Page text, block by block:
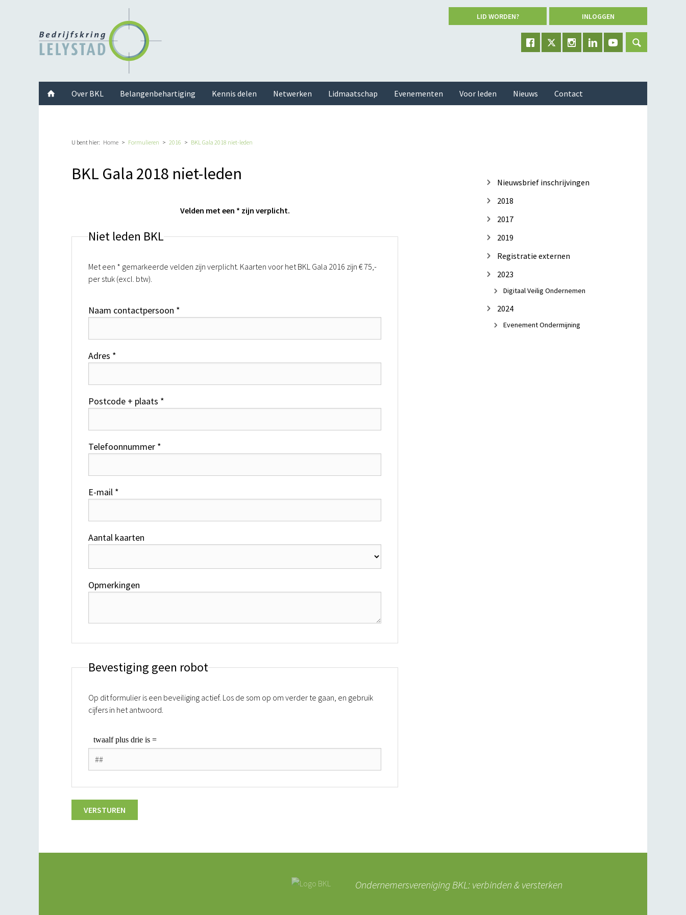
Twitter InstagramLinkedInYoutube
LID WORDEN? INLOGGEN
U bent hier: Home Formulieren 2016 BKL Gala 2018 niet-leden
BKL Gala 2018 niet-leden
Velden met een * zijn verplicht.
Niet leden BKL
Met een * gemarkeerde velden zijn verplicht. Kaarten voor het BKL Gala 2016 zijn € 75,-
per stuk (excl. btw).
Naam contactpersoon *
Adres *
Postcode + plaats *
Telefoonnummer *
E-mail *
Aantal kaarten
Opmerkingen
Bevestiging geen robot
Op dit formulier is een beveiliging actief. Los de som op om verder te gaan, en gebruik
cijfers in het antwoord.
Nieuwsbrief inschrijvingen
2018
2017
2019
Registratie externen
2023
Digitaal Veilig Ondernemen
2024
Evenement Ondermijning
Ondernemersvereniging BKL: verbinden & versterken
Over BKL Belangenbehartiging Kennis delen Netwerken Lidmaatschap Evenementen Voor leden Nieuws Contact